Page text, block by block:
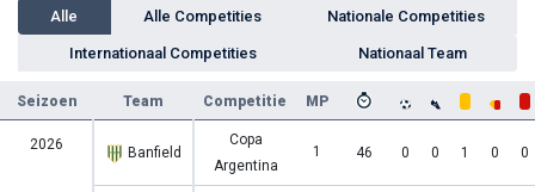
Alle Alle Competities Nationale Competities
Internationaal Competities Nationaal Team
Seizoen Team Competitie MP
2026 Banfield
Copa
Argentina
1 46 0 0 1 0 0